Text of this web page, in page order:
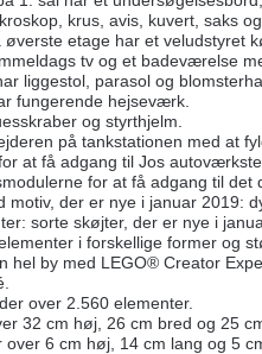
krus, avis, kuvert, saks
øverste etage har et veludstyret
tv og et badeværelse
liggestol, parasol og
fungerende hejseværk.
og styrthjelm.
på tankstationen med at
at få adgang til Jos
for at få adgang til det
motiv, der er nye i januar 2019:
sorte skøjter, der er nye i
i forskellige former og
hel by med LEGO® Creator
over 2.560 elementer.
32 cm høj, 26 cm bred og 25
over 6 cm høj, 14 cm lang og 5